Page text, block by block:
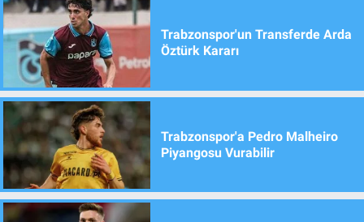
Trabzonspor'un Transferde Arda
Öztürk Kararı
Trabzonspor'a Pedro Malheiro
Piyangosu Vurabilir